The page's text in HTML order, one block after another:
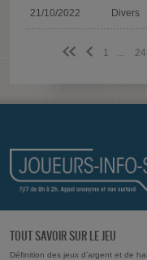
21/10/2022 Divers
<< < 1 ... 24
TOUT SAVOIR SUR LE JEU
Définition des jeux d’argent et de